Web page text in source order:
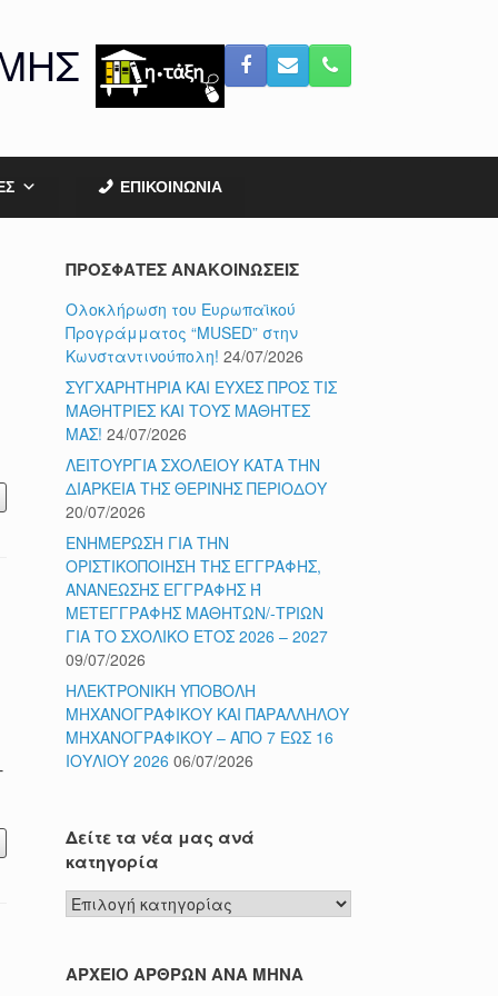
ΕΠΙΚΟΙΝΩΝΙΑ
ΠΡΟΣΦΑΤΕΣ ΑΝΑΚΟΙΝΩΣΕΙΣ
Ολοκλήρωση του Ευρωπαϊκού
Προγράμματος “MUSED” στην
Κωνσταντινούπολη! 24/07/2026
ΣΥΓΧΑΡΗΤΗΡΙΑ ΚΑΙ ΕΥΧΕΣ ΠΡΟΣ ΤΙΣ
ΜΑΘΗΤΡΙΕΣ ΚΑΙ ΤΟΥΣ ΜΑΘΗΤΕΣ
ΜΑΣ! 24/07/2026
ΛΕΙΤΟΥΡΓΙΑ ΣΧΟΛΕΙΟΥ ΚΑΤΑ ΤΗΝ
ΔΙΑΡΚΕΙΑ ΤΗΣ ΘΕΡΙΝΗΣ ΠΕΡΙΟΔΟΥ
20/07/2026
ΕΝΗΜΕΡΩΣΗ ΓΙΑ ΤΗΝ
ΟΡΙΣΤΙΚΟΠΟΙΗΣΗ ΤΗΣ ΕΓΓΡΑΦΗΣ,
ΑΝΑΝΕΩΣΗΣ ΕΓΓΡΑΦΗΣ Ή
ΜΕΤΕΓΓΡΑΦΗΣ ΜΑΘΗΤΩΝ/-ΤΡΙΩΝ
ΓΙΑ ΤΟ ΣΧΟΛΙΚΟ ΕΤΟΣ 2026 – 2027
09/07/2026
ΗΛΕΚΤΡΟΝΙΚΗ ΥΠΟΒΟΛΗ
ΜΗΧΑΝΟΓΡΑΦΙΚΟΥ ΚΑΙ ΠΑΡΑΛΛΗΛΟΥ
ΜΗΧΑΝΟΓΡΑΦΙΚΟΥ – ΑΠΟ 7 ΕΩΣ 16
ΙΟΥΛΙΟΥ 2026 06/07/2026
Δείτε τα νέα μας ανά
κατηγορία
Δείτε
τα
μας
ΑΡΧΕΙΟ ΑΡΘΡΩΝ ΑΝΑ ΜΗΝΑ